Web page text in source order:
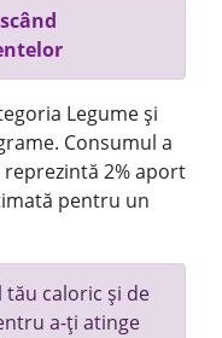
Legume și
Consumul a
2% aport
pentru un
tău caloric și de
a-ți atinge